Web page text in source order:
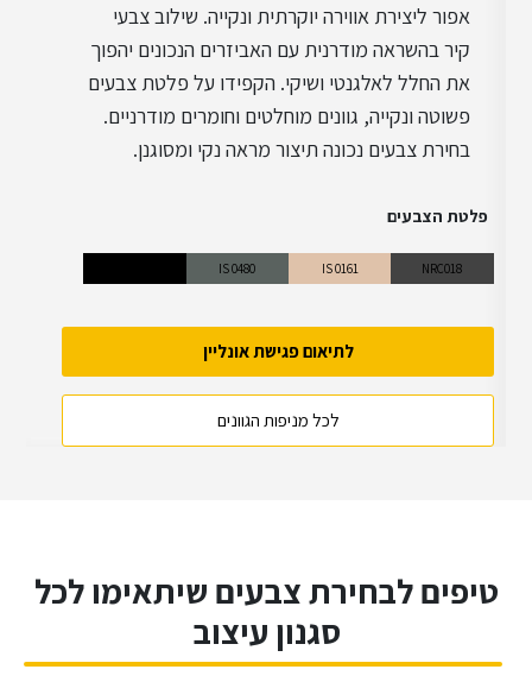
אפור ליצירת אווירה יוקרתית ונקייה. שילוב צבעי
קיר בהשראה מודרנית עם האביזרים הנכונים יהפוך
את החלל לאלגנטי ושיקי. הקפידו על פלטת צבעים
פשוטה ונקייה, גוונים מוחלטים וחומרים מודרניים.
בחירת צבעים נכונה תיצור מראה נקי ומסוגנן.
פלטת הצבעים
NRC018
IS 0161
IS 0480
לתיאום פגישת אונליין
לכל מניפות הגוונים
טיפים לבחירת צבעים שיתאימו לכל
סגנון עיצוב